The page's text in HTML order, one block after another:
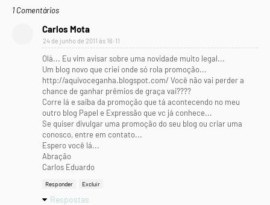
1 Comentários
Carlos Mota
24 de junho de 2011 às 16:11
Olá... Eu vim avisar sobre uma novidade muito legal...
Um blog novo que criei onde só rola promoção...
http://aquivoceganha.blogspot.com/ Você não vai perder a
chance de ganhar prêmios de graça vai????
Corre lá e saiba da promoção que tá acontecendo no meu
outro blog Papel e Expressão que vc já conhece...
Se quiser divulgar uma promoção do seu blog ou criar uma
conosco, entre em contato...
Espero você lá...
Abração
Carlos Eduardo
Responder Excluir
Respostas